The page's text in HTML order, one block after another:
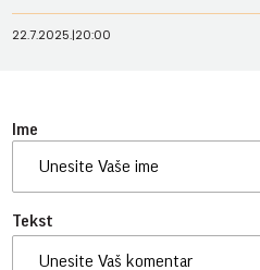
22.7.2025.|20:00
Ime
Tekst